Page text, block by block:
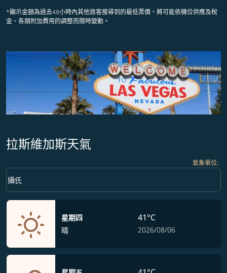
*顯示金額為過去48小時內其他旅客搜尋到的最低票價，將可能依機位供應及稅
金、各類附加費用的調整而隨時變動。
拉斯維加斯天氣
氣象單位:
Weather unit option 攝氏 Selected
攝氏
keyboard_arrow_down
星期四
晴
41°C
2026/08/06